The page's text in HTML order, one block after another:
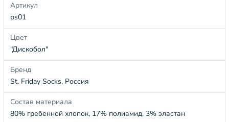
Артикул
ps01
Цвет
"Дискобол"
Бренд
St. Friday Socks, Россия
Состав материала
80% гребенной хлопок, 17% полиамид, 3% эластан